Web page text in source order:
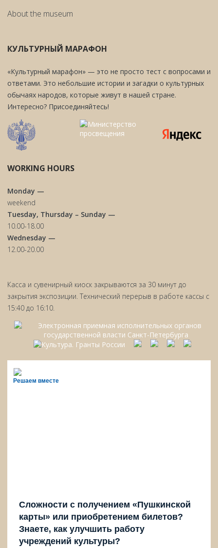
About the museum
КУЛЬТУРНЫЙ МАРАФОН
«Культурный марафон» — это не просто тест с вопросами и
ответами. Это небольшие истории и загадки о культурных
обычаях народов, которые живут в нашей стране.
Интересно? Присоединяйтесь!
WORKING HOURS
Monday —
weekend
Tuesday, Thursday – Sunday —
10.00-18.00
Wednesday —
12.00-20.00
Касса и сувенирный киоск закрываются за 30 минут до
закрытия экспозиции. Технический перерыв в работе кассы с
15:40 до 16:10.
Решаем вместе
Сложности с получением «Пушкинской
карты» или приобретением билетов?
Знаете, как улучшить работу
учреждений культуры?